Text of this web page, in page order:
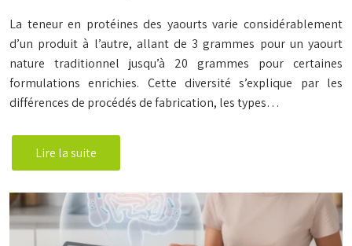
La teneur en protéines des yaourts varie considérablement
d’un produit à l’autre, allant de 3 grammes pour un yaourt
nature traditionnel jusqu’à 20 grammes pour certaines
formulations enrichies. Cette diversité s’explique par les
différences de procédés de fabrication, les types…
Lire la suite